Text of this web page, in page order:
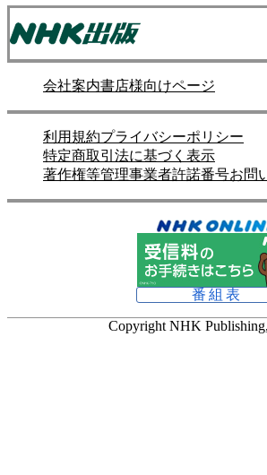
会社案内書店様向けページ
利用規約プライバシーポリシー
特定商取引法に基づく表示
著作権等管理事業者許諾番号お問
番組表
Copyright NHK